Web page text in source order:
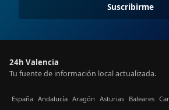
Suscribirme
24h Valencia
Tu fuente de información local actualizada.
España Andalucía Aragón Asturias Baleares